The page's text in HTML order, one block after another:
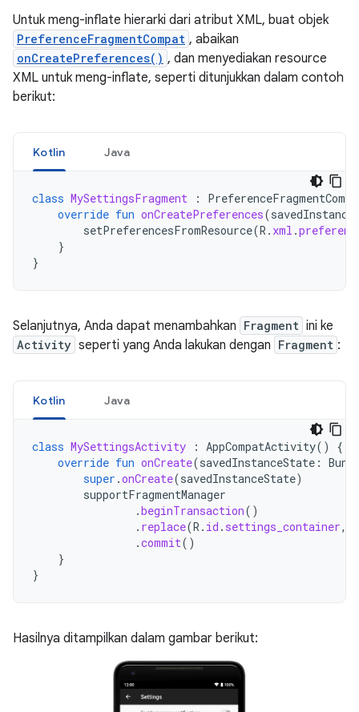
Untuk meng-inflate hierarki dari atribut XML, buat objek
PreferenceFragmentCompat , abaikan
onCreatePreferences() , dan menyediakan resource
XML untuk meng-inflate, seperti ditunjukkan dalam contoh
berikut:
Kotlin Java
class MySettingsFragment :
override fun onCreatePreferences(
setPreferencesFromResource(R . xml .
}
}
Selanjutnya, Anda dapat menambahkan Fragment ini ke
Activity seperti yang Anda lakukan dengan Fragment :
Kotlin Java
class MySettingsActivity : AppCompatActivity()
{
override fun onCreate(savedInstanceState :
super .onCreate(savedInstanceState)
supportFragmentManager
.beginTransaction()
. replace(R . id . settings_container,
.commit()
}
}
Hasilnya ditampilkan dalam gambar berikut: